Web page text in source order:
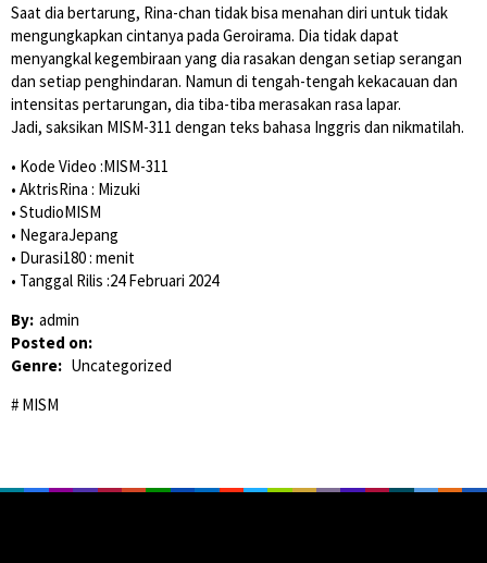
Saat dia bertarung, Rina-chan tidak bisa menahan diri untuk tidak
mengungkapkan cintanya pada Geroirama. Dia tidak dapat
menyangkal kegembiraan yang dia rasakan dengan setiap serangan
dan setiap penghindaran. Namun di tengah-tengah kekacauan dan
intensitas pertarungan, dia tiba-tiba merasakan rasa lapar.
Jadi, saksikan MISM-311 dengan teks bahasa Inggris dan nikmatilah.
• Kode Video :MISM-311
• AktrisRina : Mizuki
• StudioMISM
• NegaraJepang
• Durasi180 : menit
• Tanggal Rilis :24 Februari 2024
By: admin
Posted on:
Genre: Uncategorized
MISM